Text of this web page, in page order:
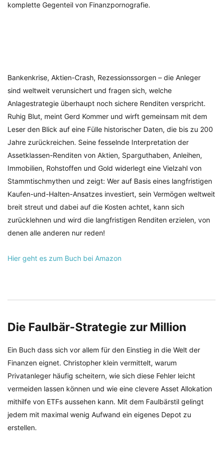
komplette Gegenteil von Finanzpornografie.
Bankenkrise, Aktien-Crash, Rezessionssorgen – die Anleger
sind weltweit verunsichert und fragen sich, welche
Anlagestrategie überhaupt noch sichere Renditen verspricht.
Ruhig Blut, meint Gerd Kommer und wirft gemeinsam mit dem
Leser den Blick auf eine Fülle historischer Daten, die bis zu 200
Jahre zurückreichen. Seine fesselnde Interpretation der
Assetklassen-Renditen von Aktien, Sparguthaben, Anleihen,
Immobilien, Rohstoffen und Gold widerlegt eine Vielzahl von
Stammtischmythen und zeigt: Wer auf Basis eines langfristigen
Kaufen-und-Halten-Ansatzes investiert, sein Vermögen weltweit
breit streut und dabei auf die Kosten achtet, kann sich
zurücklehnen und wird die langfristigen Renditen erzielen, von
denen alle anderen nur reden!
Hier geht es zum Buch bei Amazon
Die Faulbär-Strategie zur Million
Ein Buch dass sich vor allem für den Einstieg in die Welt der
Finanzen eignet. Christopher klein vermittelt, warum
Privatanleger häufig scheitern, wie sich diese Fehler leicht
vermeiden lassen können und wie eine clevere Asset Allokation
mithilfe von ETFs aussehen kann. Mit dem Faulbärstil gelingt
jedem mit maximal wenig Aufwand ein eigenes Depot zu
erstellen.